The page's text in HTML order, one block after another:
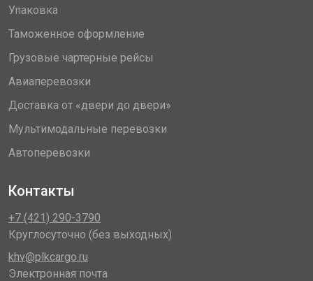
Упаковка
Таможенное оформление
Грузовые чартерные рейсы
Авиаперевозки
Доставка от «двери до двери»
Мультимодальные перевозки
Автоперевозки
Контакты
+7 (421) 290-3790
Круглосуточно (без выходных)
khv@plkcargo.ru
Электронная почта